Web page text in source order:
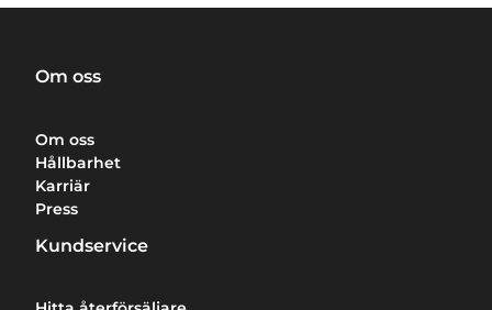
Om oss
Om oss
Hållbarhet
Karriär
Press
Kundservice